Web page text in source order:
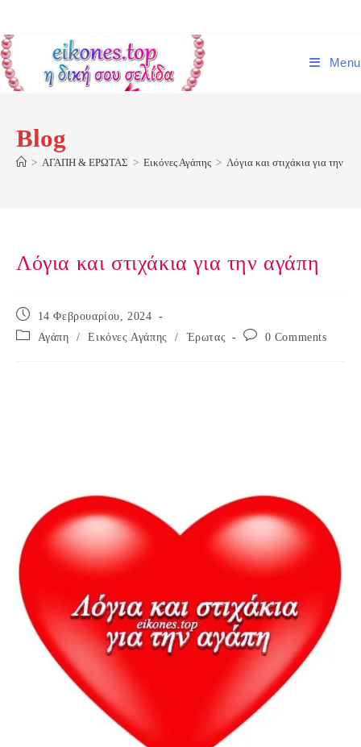
content
Menu
Blog
> ΑΓΑΠΗ & ΕΡΩΤΑΣ > Εικόνες Αγάπης > Λόγια και στιχάκια για την
Λόγια και στιχάκια για την αγάπη
Post
published:
14 Φεβρουαρίου, 2024
Post
Αγάπη / Εικόνες Αγάπης / Έρωτας
Post
0 Comments